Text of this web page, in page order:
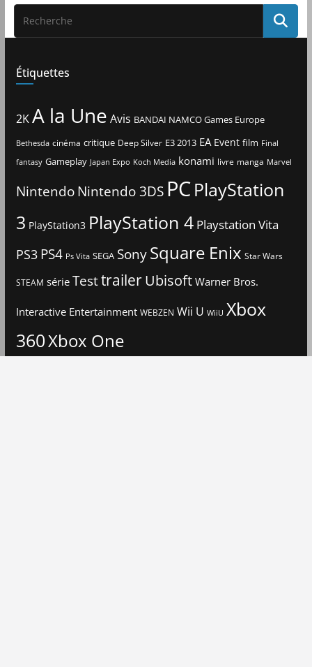
Étiquettes
2KA la Une Avis BANDAI NAMCO Games Europe
Bethesda cinéma critique Deep Silver E3 2013 EA Event film Final
fantasy Gameplay Japan Expo Koch Media konami livre manga Marvel
Nintendo Nintendo 3DS PCPlayStation
3 PlayStation3 PlayStation 4 Playstation Vita
PS3 PS4 Ps Vita SEGA Sony Square Enix Star Wars
STEAM série TesttrailerUbisoftWarner Bros.
Interactive Entertainment WEBZEN Wii U WiiU Xbox
360Xbox One